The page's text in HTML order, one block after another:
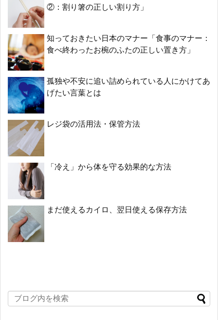
②：割り箸の正しい割り方」
知っておきたい日本のマナー「食事のマナー：
食べ終わったお椀のふたの正しい置き方」
孤独や不安に追い詰められている人にかけてあ
げたい言葉とは
レジ袋の活用法・保管方法
「冷え」から体を守る効果的な方法
まだ使えるカイロ、翌日使える保存方法